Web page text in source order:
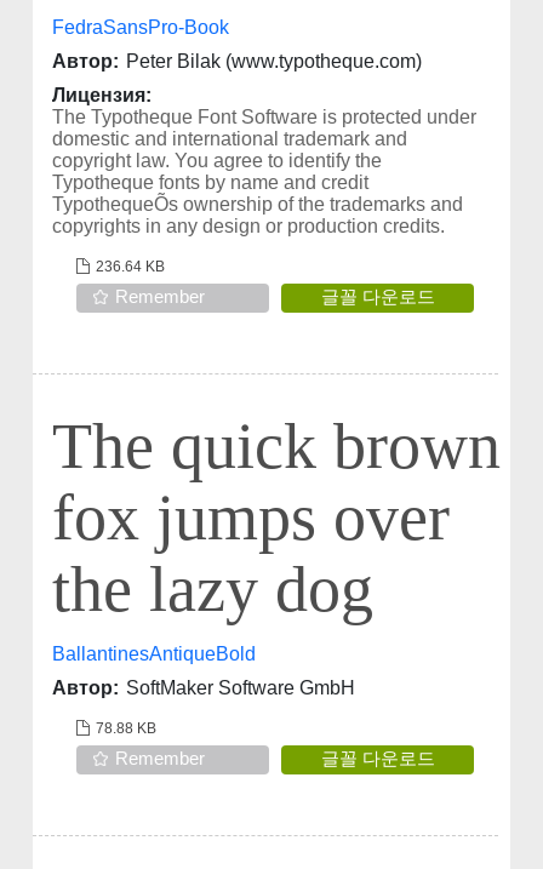
FedraSansPro-Book
Автор: Peter Bilak (www.typotheque.com)
Лицензия:
The Typotheque Font Software is protected under
domestic and international trademark and
copyright law. You agree to identify the
Typotheque fonts by name and credit
TypothequeÕs ownership of the trademarks and
copyrights in any design or production credits.
236.64 KB
Remember 글꼴 다운로드
The quick brown
fox jumps over
the lazy dog
BallantinesAntiqueBold
Автор: SoftMaker Software GmbH
78.88 KB
Remember 글꼴 다운로드